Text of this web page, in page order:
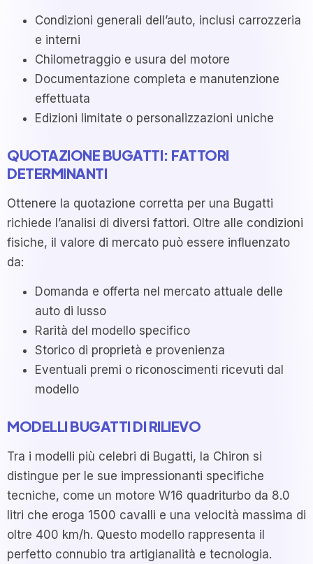
Condizioni generali dell’auto, inclusi carrozzeria
e interni
Chilometraggio e usura del motore
Documentazione completa e manutenzione
effettuata
Edizioni limitate o personalizzazioni uniche
QUOTAZIONE BUGATTI: FATTORI
DETERMINANTI
Ottenere la quotazione corretta per una Bugatti
richiede l’analisi di diversi fattori. Oltre alle condizioni
fisiche, il valore di mercato può essere influenzato
da:
Domanda e offerta nel mercato attuale delle
auto di lusso
Rarità del modello specifico
Storico di proprietà e provenienza
Eventuali premi o riconoscimenti ricevuti dal
modello
MODELLI BUGATTI DI RILIEVO
Tra i modelli più celebri di Bugatti, la Chiron si
distingue per le sue impressionanti specifiche
tecniche, come un motore W16 quadriturbo da 8.0
litri che eroga 1500 cavalli e una velocità massima di
oltre 400 km/h. Questo modello rappresenta il
perfetto connubio tra artigianalità e tecnologia.